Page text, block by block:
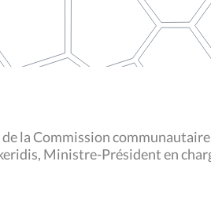
la Commission
Ministre-Président en